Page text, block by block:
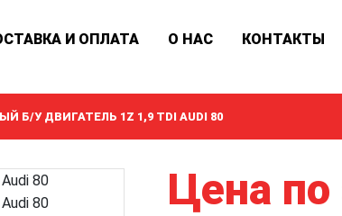
И ОПЛАТА О НАС КОНТАКТЫ
Б/У ДВИГАТЕЛЬ 1Z 1,9 TDI AUDI 80
Цена по